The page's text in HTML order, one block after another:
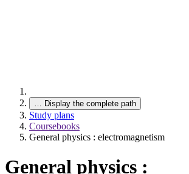
… Display the complete path
Study plans
Coursebooks
General physics : electromagnetism
General physics :